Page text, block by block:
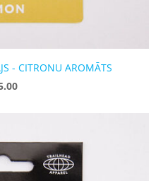
- CITRONU AROMĀTS